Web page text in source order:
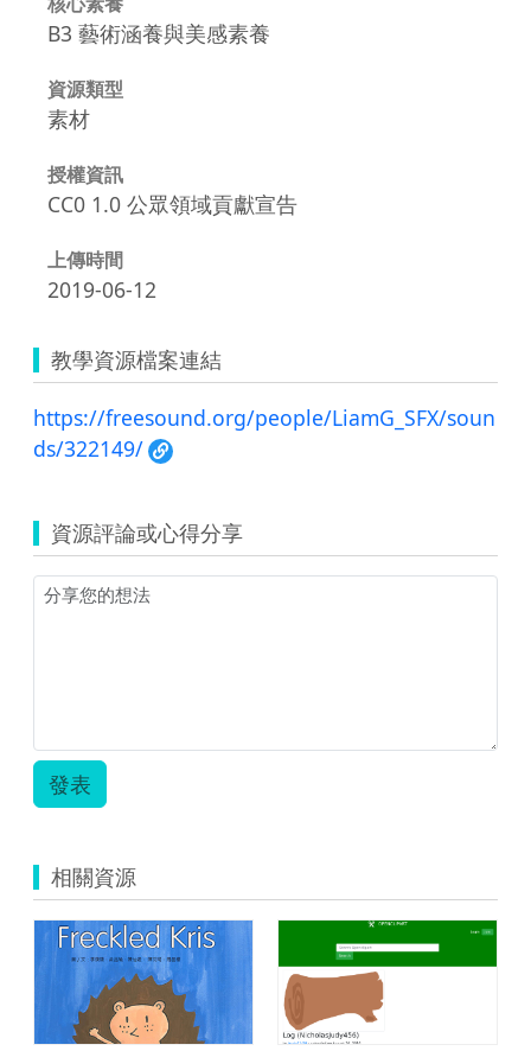
B3 藝術涵養與美感素養
資源類型
素材
授權資訊
CC0 1.0 公眾領域貢獻宣告
上傳時間
2019-06-12
教學資源檔案連結
https://freesound.org/people/LiamG_SFX/soun
ds/322149/
資源評論或心得分享
發表
相關資源